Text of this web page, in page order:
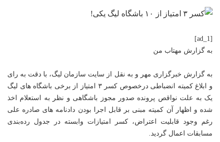
[ad_1]
به گزارش مهتاب من
به گزارش خبرگزاری مهر و به نقل از سایت سازمان لیگ، با دقت به رای
و ابلاغ کمیته انضباطی درخصوص کسر ۳ امتیاز از برخی باشگاه های لیگ
یک به علت نواقص پرونده صدور مجوز باشگاهی و نظر به استعلام اخذ
شده و اظهار آن کمیته مبنی بر قابل اجرا بودن دادنامه های صادره علی
رغم وجود قابلیت اعتراض، کسر امتیازات وابسته در جدول رده‌بندی
مسابقات اعمال گردید.